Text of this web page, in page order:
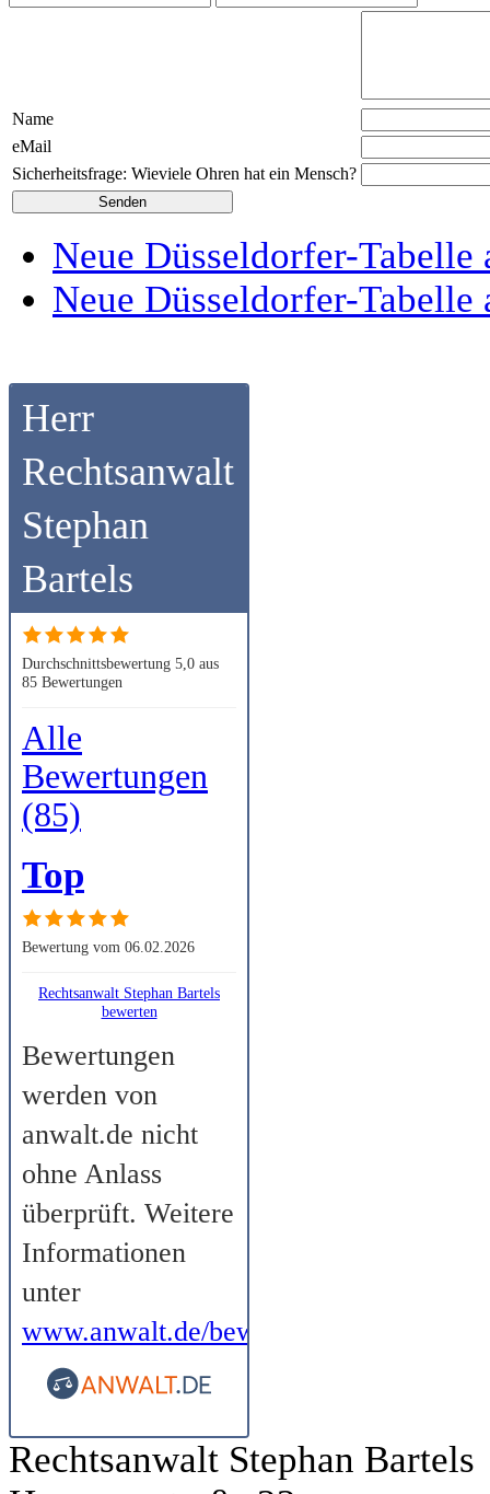
Name
eMail
Sicherheitsfrage: Wieviele Ohren hat ein Mensch?
Neue Düsseldorfer-Tabelle
Neue Düsseldorfer-Tabelle
Herr
Rechtsanwalt
Stephan
Bartels
Durchschnittsbewertung 5,0 aus
85 Bewertungen
Alle
Bewertungen
(85)
Top
Bewertung vom 06.02.2026
Rechtsanwalt Stephan Bartels
bewerten
Bewertungen
werden von
anwalt.de nicht
ohne Anlass
überprüft. Weitere
Informationen
unter
www.anwalt.de/bewertungsrichtlinien
Rechtsanwalt Stephan Bartels